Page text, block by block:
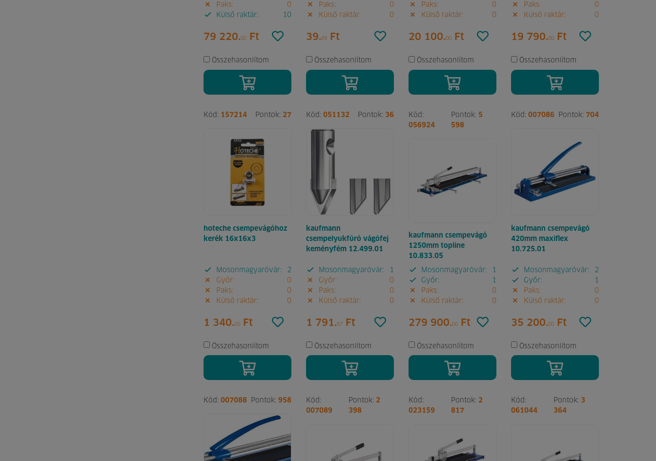
Paks:
0
Külső raktár:
10
79 220.00 Ft
Összehasonlítom
Paks:
0
Külső raktár:
0
39.69 Ft
Összehasonlítom
Paks:
0
Külső raktár:
0
20 100.00 Ft
Összehasonlítom
Paks:
0
Külső raktár:
0
19 790.00 Ft
Összehasonlítom
Kód: 157214 Pontok: 27
hoteche csempevágóhoz
kerék 16x16x3
Mosonmagyaróvár:
2
Győr:
0
Paks:
0
Külső raktár:
0
1 340.00 Ft
Összehasonlítom
Kód: 051132 Pontok: 36
kaufmann
csempelyukfúró vágófej
keményfém 12.499.01
Mosonmagyaróvár:
1
Győr:
0
Paks:
0
Külső raktár:
0
1 791.97 Ft
Összehasonlítom
Kód:
056924
Pontok: 5
598
kaufmann csempevágó
1250mm topline
10.833.05
Mosonmagyaróvár:
1
Győr:
1
Paks:
0
Külső raktár:
0
279 900.00 Ft
Összehasonlítom
Kód: 007086 Pontok: 704
kaufmann csempevágó
420mm maxiflex
10.725.01
Mosonmagyaróvár:
2
Győr:
1
Paks:
0
Külső raktár:
0
35 200.00 Ft
Összehasonlítom
Kód: 007088 Pontok: 958
Kód:
007089
Pontok: 2
398
Kód:
023159
Pontok: 2
817
Kód:
061044
Pontok: 3
364